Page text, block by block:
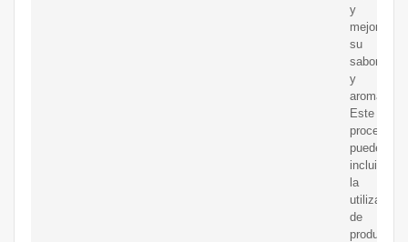
y
mejorar
su
sabor
y
aroma.
Este
proceso
puede
incluir
la
utilización
de
productos